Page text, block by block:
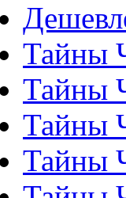
Тайны
Тайны
Тайны
Тайны